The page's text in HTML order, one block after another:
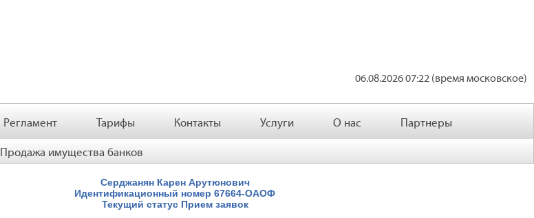
06.08.2026 07:22 (время московское)
Регламент Тарифы Контакты Услуги О нас Партнеры
Продажа имущества банков
Серджанян Карен Арутюнович
Идентификационный номер 67664-ОАОФ
Текущий статус Прием заявок